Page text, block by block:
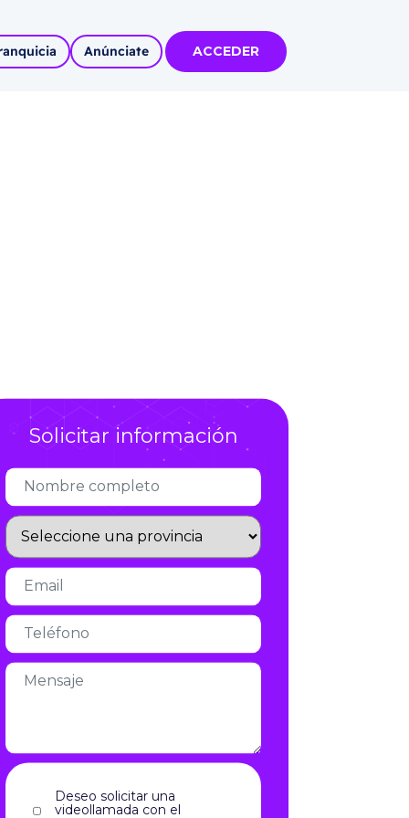
Infórmate
Anúnciate ACCEDER
Solicitar información
Deseo solicitar una
videollamada con el